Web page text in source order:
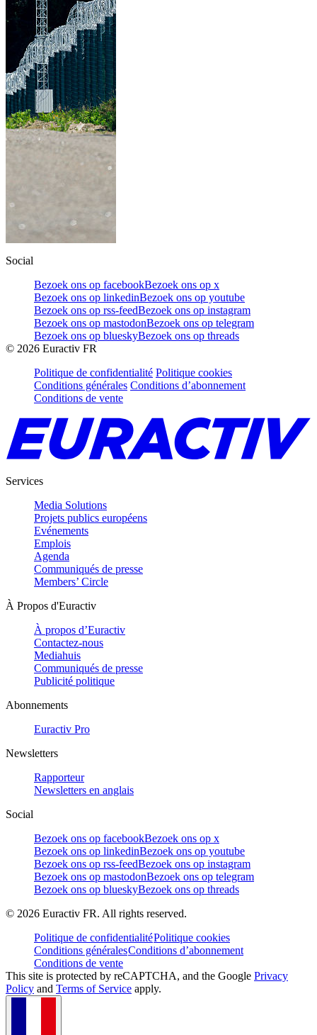
Social
Bezoek ons op facebookBezoek ons op x
Bezoek ons op linkedinBezoek ons op youtube
Bezoek ons op rss-feedBezoek ons op instagram
Bezoek ons op mastodonBezoek ons op telegram
Bezoek ons op blueskyBezoek ons op threads
© 2026 Euractiv FR
Politique de confidentialité Politique cookies
Conditions générales Conditions d’abonnement
Conditions de vente
Services
Media Solutions
Projets publics européens
Evénements
Emplois
Agenda
Communiqués de presse
Members’ Circle
À Propos d'Euractiv
À propos d’Euractiv
Contactez-nous
Mediahuis
Communiqués de presse
Publicité politique
Abonnements
Euractiv Pro
Newsletters
Rapporteur
Newsletters en anglais
Social
Bezoek ons op facebookBezoek ons op x
Bezoek ons op linkedinBezoek ons op youtube
Bezoek ons op rss-feedBezoek ons op instagram
Bezoek ons op mastodonBezoek ons op telegram
Bezoek ons op blueskyBezoek ons op threads
© 2026 Euractiv FR. All rights reserved.
Politique de confidentialitéPolitique cookies
Conditions généralesConditions d’abonnement
Conditions de vente
This site is protected by reCAPTCHA, and the Google Privacy
Policy and Terms of Service apply.